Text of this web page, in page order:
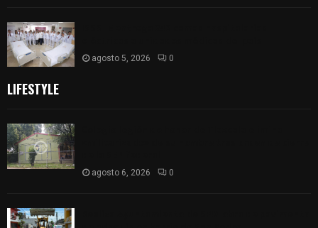
agosto 5, 2026 0
LIFESTYLE
agosto 6, 2026 0